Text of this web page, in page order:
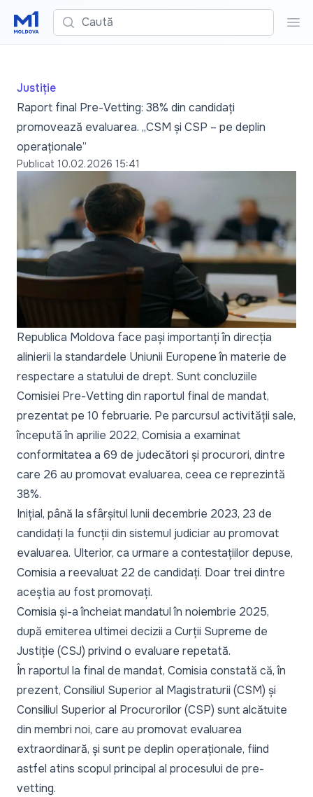
Caută
Justiție
Raport final Pre-Vetting: 38% din candidați
promovează evaluarea. „CSM și CSP – pe deplin
operaționale”
Publicat 10.02.2026 15:41
Republica Moldova face pași importanți în direcția
alinierii la standardele Uniunii Europene în materie de
respectare a statului de drept. Sunt concluziile
Comisiei Pre-Vetting din raportul final de mandat,
prezentat pe 10 februarie. Pe parcursul activității sale,
începută în aprilie 2022, Comisia a examinat
conformitatea a 69 de judecători și procurori, dintre
care 26 au promovat evaluarea, ceea ce reprezintă
38%.
Inițial, până la sfârșitul lunii decembrie 2023, 23 de
candidați la funcții din sistemul judiciar au promovat
evaluarea. Ulterior, ca urmare a contestațiilor depuse,
Comisia a reevaluat 22 de candidați. Doar trei dintre
aceștia au fost promovați.
Comisia și-a încheiat mandatul în noiembrie 2025,
după emiterea ultimei decizii a Curții Supreme de
Justiție (CSJ) privind o evaluare repetată.
În raportul la final de mandat, Comisia constată că, în
prezent, Consiliul Superior al Magistraturii (CSM) și
Consiliul Superior al Procurorilor (CSP) sunt alcătuite
din membri noi, care au promovat evaluarea
extraordinară, și sunt pe deplin operaționale, fiind
astfel atins scopul principal al procesului de pre-
vetting.